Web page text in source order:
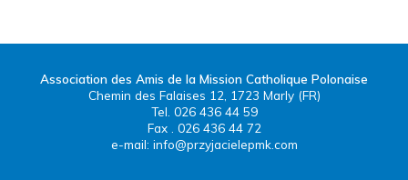
Association des Amis de la Mission Catholique Polonaise
Chemin des Falaises 12, 1723 Marly (FR)
Tel. 026 436 44 59
Fax . 026 436 44 72
e-mail: info@przyjacielepmk.com